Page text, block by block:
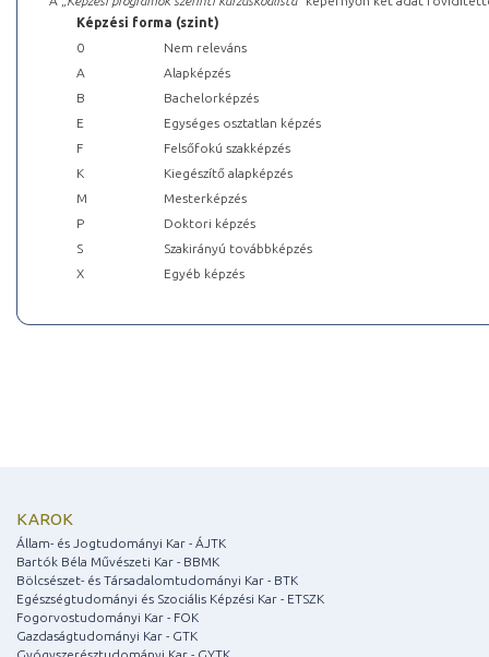
Képzési forma (szint)
0
Nem releváns
A
Alapképzés
B
Bachelorképzés
E
Egységes osztatlan képzés
F
Felsőfokú szakképzés
K
Kiegészítő alapképzés
M
Mesterképzés
P
Doktori képzés
S
Szakirányú továbbképzés
X
Egyéb képzés
KAROK
Állam- és Jogtudományi Kar - ÁJTK
Bartók Béla Művészeti Kar - BBMK
Bölcsészet- és Társadalomtudományi Kar - BTK
Egészségtudományi és Szociális Képzési Kar - ETSZK
Fogorvostudományi Kar - FOK
Gazdaságtudományi Kar - GTK